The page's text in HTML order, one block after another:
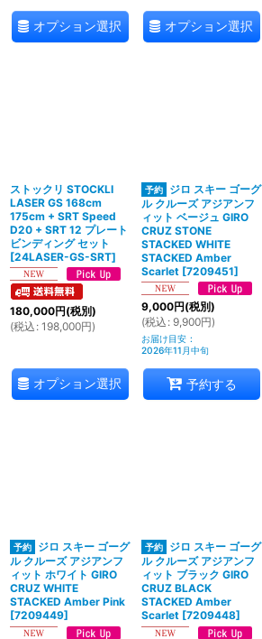
オプション選択 オプション選択
ストックリ STOCKLI
LASER GS 168cm
175cm + SRT Speed
D20 + SRT 12 プレート
ビンディング セット
[24LASER-GS-SRT]
180,000円(税別)
(税込 : 198,000円)
オプション選択
ジロ スキー ゴーグ
ル クルーズ アジアンフ
ィット ベージュ GIRO
CRUZ STONE
STACKED WHITE
STACKED Amber
Scarlet [7209451]
9,000円(税別)
(税込 : 9,900円)
お届け目安 :
2026年11月中旬
予約する
ジロ スキー ゴーグ
ル クルーズ アジアンフ
ィット ホワイト GIRO
CRUZ WHITE
STACKED Amber Pink
[7209449]
ジロ スキー ゴーグ
ル クルーズ アジアンフ
ィット ブラック GIRO
CRUZ BLACK
STACKED Amber
Scarlet [7209448]